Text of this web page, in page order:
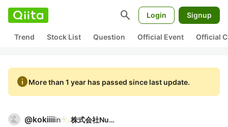
search Login Signup
Trend Stock List Question Official Event Official
infoMore than 1 year has passed since last update.
@kokiiiiin 株式会社Nuco